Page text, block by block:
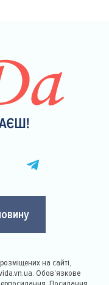
на сайті,
Обов'язкове